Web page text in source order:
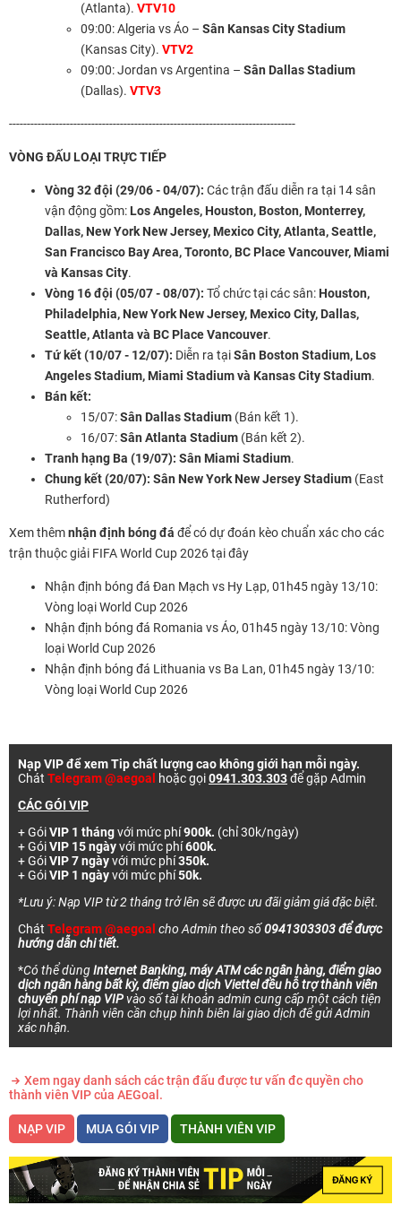
(Atlanta). VTV10
09:00: Algeria vs Áo – Sân Kansas City Stadium
(Kansas City). VTV2
09:00: Jordan vs Argentina – Sân Dallas Stadium
(Dallas). VTV3
--------------------------------------------------------------------------------
VÒNG ĐẤU LOẠI TRỰC TIẾP
Vòng 32 đội (29/06 - 04/07): Các trận đấu diễn ra tại 14 sân
vận động gồm: Los Angeles, Houston, Boston, Monterrey,
Dallas, New York New Jersey, Mexico City, Atlanta, Seattle,
San Francisco Bay Area, Toronto, BC Place Vancouver, Miami
và Kansas City.
Vòng 16 đội (05/07 - 08/07): Tổ chức tại các sân: Houston,
Philadelphia, New York New Jersey, Mexico City, Dallas,
Seattle, Atlanta và BC Place Vancouver.
Tứ kết (10/07 - 12/07): Diễn ra tạiSân Boston Stadium, Los
Angeles Stadium, Miami Stadium và Kansas City Stadium.
Bán kết:
15/07:Sân Dallas Stadium (Bán kết 1).
16/07:Sân Atlanta Stadium (Bán kết 2).
Tranh hạng Ba (19/07): Sân Miami Stadium.
Chung kết (20/07): Sân New York New Jersey Stadium (East
Rutherford)
Xem thêmnhận định bóng đá để có dự đoán kèo chuẩn xác cho các
trận thuộc giải FIFA World Cup 2026tại đây
Nhận định bóng đá Đan Mạch vs Hy Lạp, 01h45 ngày 13/10:
Vòng loại World Cup 2026
Nhận định bóng đá Romania vs Áo, 01h45 ngày 13/10: Vòng
loại World Cup 2026
Nhận định bóng đá Lithuania vs Ba Lan, 01h45 ngày 13/10:
Vòng loại World Cup 2026
Nạp VIP để xem Tip chất lượng cao không giới hạn mỗi ngày.
Chát Telegram @aegoal hoặc gọi0941.303.303để gặp Admin
CÁC GÓI VIP
+ GóiVIP 1 thángvới mức phí900k. (chỉ 30k/ngày)
+ GóiVIP 15 ngàyvới mức phí600k.
+ GóiVIP 7 ngàyvới mức phí350k.
+ GóiVIP 1 ngàyvới mức phí50k.
*Lưu ý: Nạp VIP từ 2 tháng trở lên sẽ được ưu đãi giảm giá đặc biệt.
Chát Telegram @aegoal cho Admin theo số0941303303 để được
hướng dẫn chi tiết.
*Có thể dùngInternet Banking, máy ATM các ngân hàng, điểm giao
dịch ngân hàng bất kỳ, điểm giao dịch Viettel đều hỗ trợ thành viên
chuyển phí nạp VIPvào số tài khoản admin cung cấp một cách tiện
lợi nhất. Thành viên cần chụp hình biên lai giao dịch để gửi Admin
xác nhận.
Xem ngay danh sách các trận đấu được tư vấn đc quyền cho
thành viên VIP của AEGoal.
NẠP VIP MUA GÓI VIP THÀNH VIÊN VIP